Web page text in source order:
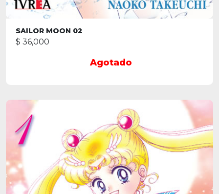
SAILOR MOON 02
$ 36,000
Agotado